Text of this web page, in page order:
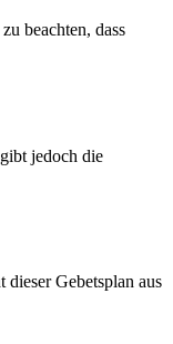
beachten, dass
jedoch die
Gebetsplan aus